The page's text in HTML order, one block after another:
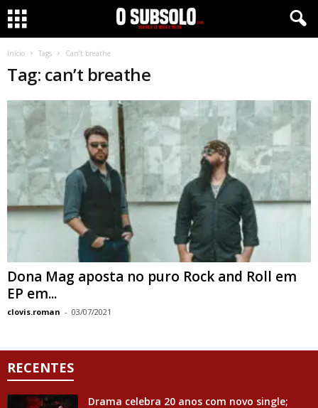
Início Tags Can’t breathe
Tag: can’t breathe
Dona Mag aposta no puro Rock and Roll em
EP em...
clovis.roman - 03/07/2021
RECENTES
Drama celebra 20 anos com novo single;